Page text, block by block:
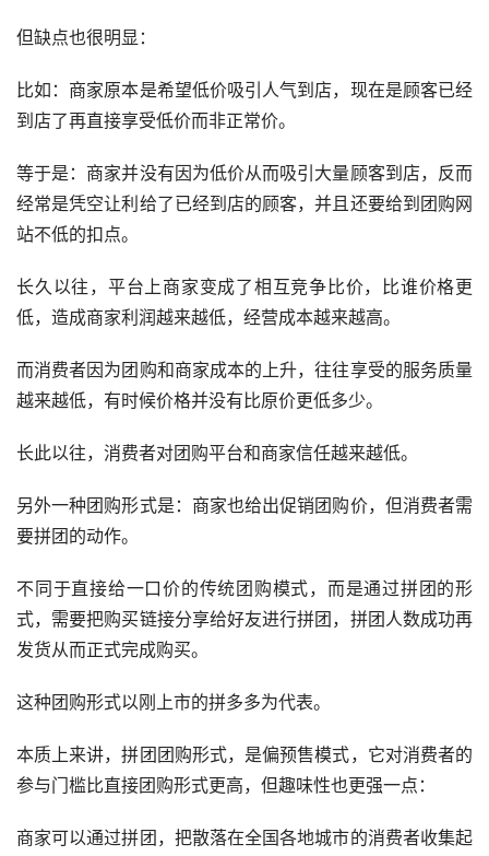
但缺点也很明显：
比如：商家原本是希望低价吸引人气到店，现在是顾客已经
到店了再直接享受低价而非正常价。
等于是：商家并没有因为低价从而吸引大量顾客到店，反而
经常是凭空让利给了已经到店的顾客，并且还要给到团购网
站不低的扣点。
长久以往，平台上商家变成了相互竞争比价，比谁价格更
低，造成商家利润越来越低，经营成本越来越高。
而消费者因为团购和商家成本的上升，往往享受的服务质量
越来越低，有时候价格并没有比原价更低多少。
长此以往，消费者对团购平台和商家信任越来越低。
另外一种团购形式是：商家也给出促销团购价，但消费者需
要拼团的动作。
不同于直接给一口价的传统团购模式，而是通过拼团的形
式，需要把购买链接分享给好友进行拼团，拼团人数成功再
发货从而正式完成购买。
这种团购形式以刚上市的拼多多为代表。
本质上来讲，拼团团购形式，是偏预售模式，它对消费者的
参与门槛比直接团购形式更高，但趣味性也更强一点：
商家可以通过拼团，把散落在全国各地城市的消费者收集起